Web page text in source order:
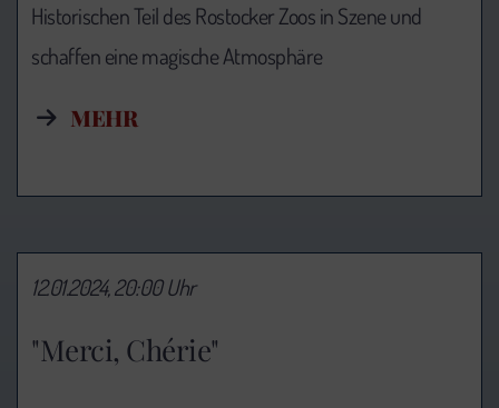
Historischen Teil des Rostocker Zoos in Szene und
schaffen eine magische Atmosphäre
MEHR
"Merci, Chérie"
12.01.2024, 20:00 Uhr